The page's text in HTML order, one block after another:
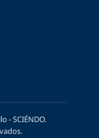
- SCIÉNDO.